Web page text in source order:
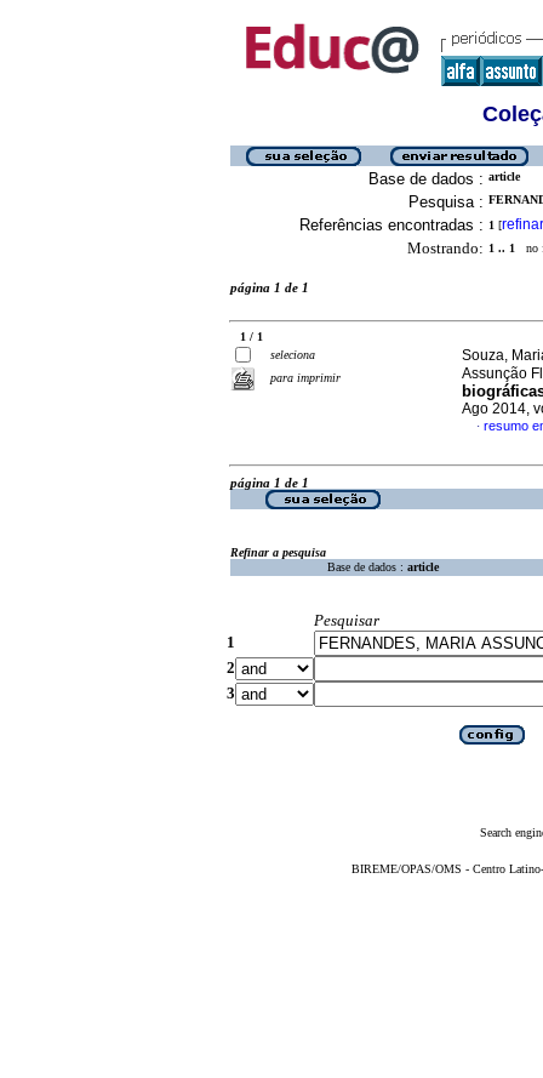
Base de dados : article
Pesquisa :
Referências encontradas : 1 [refinar
Mostrando: 1 .. 1 no
página 1 de 1
1 / 1
seleciona
para imprimir
Souza,
Assunção
Ago 2014,
· resumo
página 1 de 1
Refinar a pesquisa
Base de dados : article
Pesquisar
1
2
3
Search
BIREME/OPAS/OMS - Centro Latino-